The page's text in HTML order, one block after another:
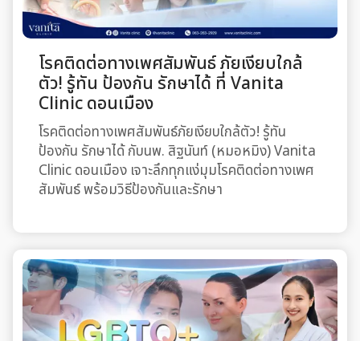
โรคติดต่อทางเพศสัมพันธ์ ภัยเงียบใกล้
ตัว! รู้ทัน ป้องกัน รักษาได้ ที่ Vanita
Clinic ดอนเมือง
โรคติดต่อทางเพศสัมพันธ์ภัยเงียบใกล้ตัว! รู้ทัน
ป้องกัน รักษาได้ กับนพ. สิฐนันท์ (หมอหมิง) Vanita
Clinic ดอนเมือง เจาะลึกทุกแง่มุมโรคติดต่อทางเพศ
สัมพันธ์ พร้อมวิธีป้องกันและรักษา